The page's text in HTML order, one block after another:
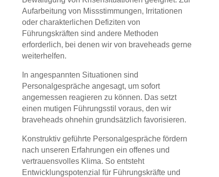
Aufarbeitung von Missstimmungen, Irritationen
oder charakterlichen Defiziten von
Führungskräften sind andere Methoden
erforderlich, bei denen wir von braveheads gerne
weiterhelfen.
In angespannten Situationen sind
Personalgespräche angesagt, um sofort
angemessen reagieren zu können. Das setzt
einen mutigen Führungsstil voraus, den wir
braveheads ohnehin grundsätzlich favorisieren.
Konstruktiv geführte Personalgespräche fördern
nach unseren Erfahrungen ein offenes und
vertrauensvolles Klima. So entsteht
Entwicklungspotenzial für Führungskräfte und